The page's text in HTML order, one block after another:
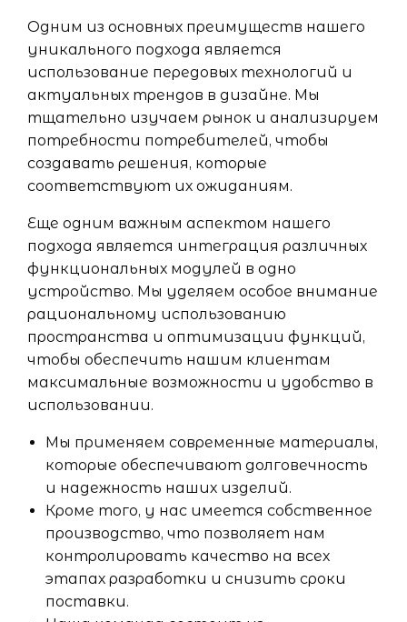
Одним из основных преимуществ нашего
уникального подхода является
использование передовых технологий и
актуальных трендов в дизайне. Мы
тщательно изучаем рынок и анализируем
потребности потребителей, чтобы
создавать решения, которые
соответствуют их ожиданиям.
Еще одним важным аспектом нашего
подхода является интеграция различных
функциональных модулей в одно
устройство. Мы уделяем особое внимание
рациональному использованию
пространства и оптимизации функций,
чтобы обеспечить нашим клиентам
максимальные возможности и удобство в
использовании.
Мы применяем современные материалы,
которые обеспечивают долговечность
и надежность наших изделий.
Кроме того, у нас имеется собственное
производство, что позволяет нам
контролировать качество на всех
этапах разработки и снизить сроки
поставки.